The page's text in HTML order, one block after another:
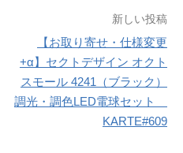
新しい投稿
【お取り寄せ・仕様変更
+α】セクトデザイン オクト
スモール 4241（ブラック）
調光・調色LED電球セット
KARTE#609